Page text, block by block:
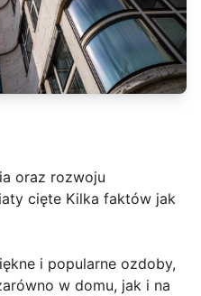
oraz rozwoju
cięte Kilka faktów jak
i popularne ozdoby,
w domu, jak i na